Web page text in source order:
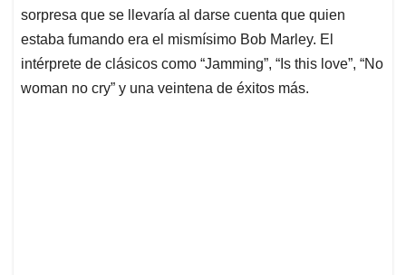
sorpresa que se llevaría al darse cuenta que quien
estaba fumando era el mismísimo Bob Marley. El
intérprete de clásicos como “Jamming”, “Is this love”, “No
woman no cry” y una veintena de éxitos más.